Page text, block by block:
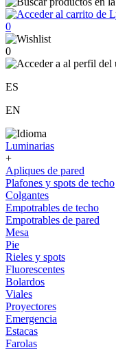
0
0
ES
EN
Luminarias
+
Apliques de pared
Plafones y spots de techo
Colgantes
Empotrables de techo
Empotrables de pared
Mesa
Pie
Rieles y spots
Fluorescentes
Bolardos
Viales
Proyectores
Emergencia
Estacas
Farolas